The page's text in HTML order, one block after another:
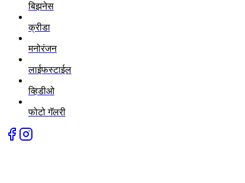
बिझनेस
क्रीडा
मनोरंजन
लाईफस्टाईल
व्हिडीओ
फोटो गॅलरी